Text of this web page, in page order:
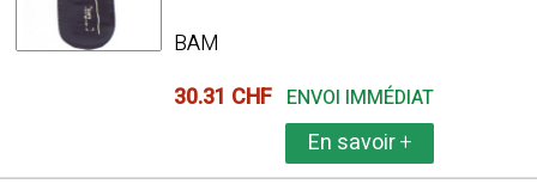
BAM
30.31 CHF ENVOI IMMÉDIAT
En savoir+